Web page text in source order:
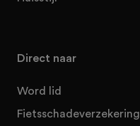
Direct naar
Word lid
Fietsschadeverzekering